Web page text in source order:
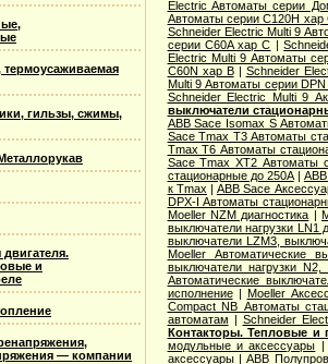
гильзы, сжимы,
и
— компании
Electric Aвтоматы серии
Автоматы серии C120H хар
Schneider Electric Multi 9
серии C60A хар C |
Electric Multi 9 Автоматы
C60N хар B| Schneider
Multi 9 Автоматы серии
Schneider Electric Multi 9
выключатели
ABB Sace Isomax S
Sace Tmax T3 Автоматы
Tmax T6 Автоматы
Sace Tmax XT2 Автоматы
стационарные до 250А|
к Tmax | ABB Sace
DPX-I Автоматы
Moeller NZM диагностика |
выключатели нагрузки LN1
выключатели LZM3,
Moeller Автоматические
выключатели нагрузки
Автоматические
исполнение| Moeller
Compact NB Автоматы
автоматам | Schneider
Контакторы. Тепловые и
модульные и аксессуары
аксессуары|ABB